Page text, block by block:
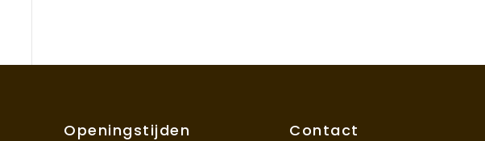
Openingstijden Contact